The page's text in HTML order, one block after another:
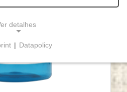
detalhes
para o funcionamento
| Datapolicy